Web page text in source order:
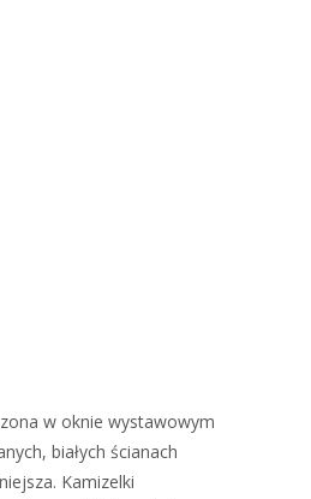
w oknie wystawowym
białych ścianach
Kamizelki